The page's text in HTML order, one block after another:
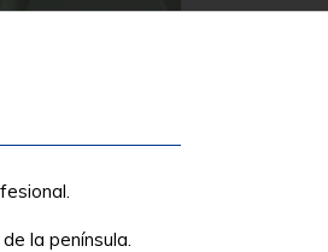
la península.